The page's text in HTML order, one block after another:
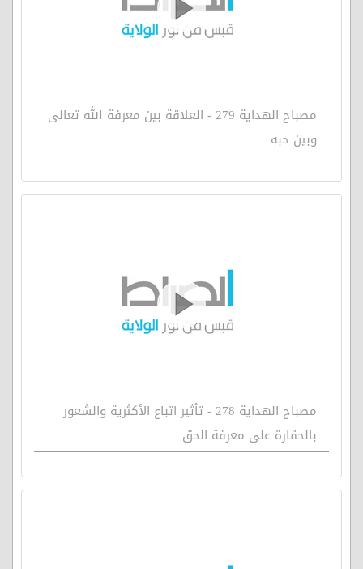
مصباح الهداية 279 - العلاقة بين معرفة الله تعالى
وبين حبه
مصباح الهداية 278 - تأثير اتباع الأكثرية والشعور
بالحقارة على معرفة الحق